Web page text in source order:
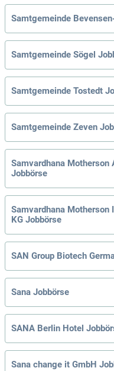
Samtgemeinde
Samtgemeinde Sögel
Samtgemeinde Tostedt
Samtgemeinde Zeven
Samvardhana
Jobbörse
Samvardhana Motherson
KG Jobbörse
SAN Group Biotech
Sana Jobbörse
SANA Berlin Hotel
Sana change it GmbH